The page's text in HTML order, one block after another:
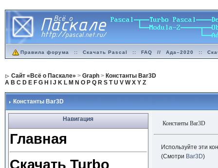
Правила форума :: Скачать Pascal :: FAQ // Ада–2020 ::
Сайт «Всё о Паскале» > Graph> Константы Bar3D
A B C D E F G H J K L M N O P Q R S T U V W X Y Z
Константы Bar3D
Навигация
Главная
Скачать Turbo
Константы Bar3D
Используйте эти
(Смотри Bar3D)